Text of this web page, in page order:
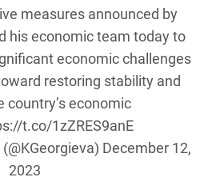
measures announced by
his economic team today to
economic challenges
restoring stability and
country’s economic
t.co/1zZRES9anE
December 12,
2023